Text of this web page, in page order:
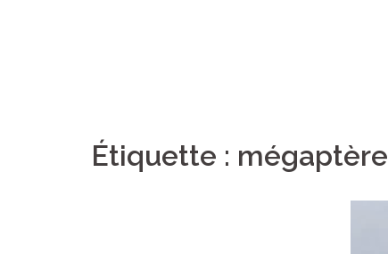
Étiquette : mégaptère